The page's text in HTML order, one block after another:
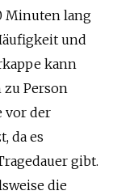
Minuten lang
und
kann
zu Person
vor der
da es
gibt.
die